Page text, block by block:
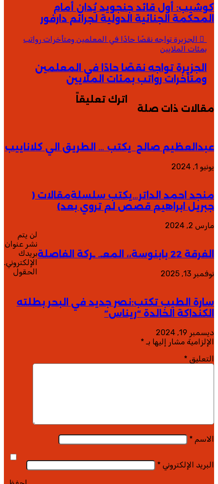
كوشيب: أول قائد جنجويد يُدان أمام
المحكمة الجنائية الدولية لجرائم دارفور
الجزيرة تواجه نقصًا حادًا في المعلمين ومتأخرات رواتب
بمئات الملايين
الجزيرة تواجه نقصًا حادًا في المعلمين
ومتأخرات رواتب بمئات الملايين
مقالات ذات صلة
عبدالعظيم صالح يكتب … الطريق الي كلاناييب
يونيو 1, 2024
منجد احمد الداتر…يكتب سلسلةمقالات (
جبريل ابراهيم قصص لم تروي بعد)
مارس 2, 2024
الفرقة 22 بابنوسة،، المعـ. ـركة الفاصلة
نوفمبر 13, 2025
سارة الطيب تكتب:نصر جديد في البحر بطلته
الكنداكة الخالدة “ريناس”
ديسمبر 19, 2024
اترك تعليقاً
لن يتم
نشر عنوان
بريدك
الإلكتروني.
الحقول
الإلزامية مشار إليها بـ *
التعليق *
الاسم *
البريد الإلكتروني *